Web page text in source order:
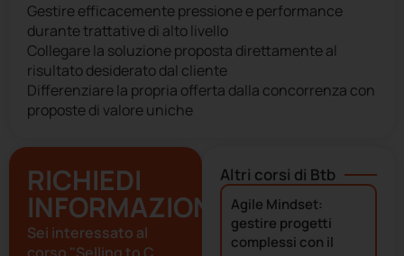
Gestire efficacemente pressione e performance
durante trattative di alto livello
Collegare la soluzione proposta direttamente al
risultato desiderato dal cliente
Differenziare la propria offerta dalla concorrenza con
proposte di valore uniche
RICHIEDI
INFORMAZIONI
Sei interessato al
Altri corsi di Btb
Agile Mindset:
gestire progetti
complessi con il